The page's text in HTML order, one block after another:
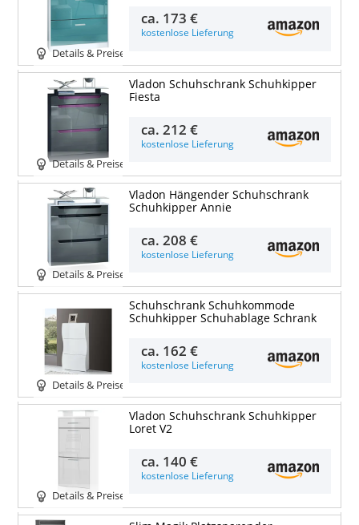
Details & Preise
ca. 173 €
kostenlose Lieferung
Details & Preise
Vladon Schuhschrank Schuhkipper
Fiesta
ca.212 €
kostenlose Lieferung
Details & Preise
Vladon Hängender Schuhschrank
Schuhkipper Annie
ca.208 €
kostenlose Lieferung
Details & Preise
Schuhschrank Schuhkommode
Schuhkipper Schuhablage Schrank
ca. 162 €
kostenlose Lieferung
Details & Preise
Vladon Schuhschrank Schuhkipper
Loret V2
ca. 140 €
kostenlose Lieferung